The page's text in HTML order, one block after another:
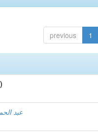
previous 1
عبد